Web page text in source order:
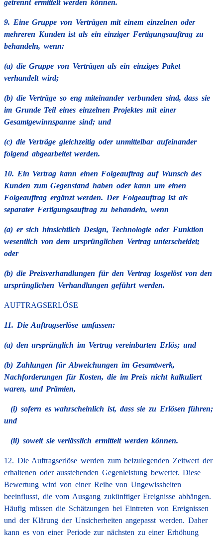
getrennt ermittelt werden können.
9. Eine Gruppe von Verträgen mit einem einzelnen oder
mehreren Kunden ist als ein einziger Fertigungsauftrag zu
behandeln, wenn:
(a) die Gruppe von Verträgen als ein einziges Paket
verhandelt wird;
(b) die Verträge so eng miteinander verbunden sind, dass sie
im Grunde Teil eines einzelnen Projektes mit einer
Gesamtgewinnspanne sind; und
(c) die Verträge gleichzeitig oder unmittelbar aufeinander
folgend abgearbeitet werden.
10. Ein Vertrag kann einen Folgeauftrag auf Wunsch des
Kunden zum Gegenstand haben oder kann um einen
Folgeauftrag ergänzt werden. Der Folgeauftrag ist als
separater Fertigungsauftrag zu behandeln, wenn
(a) er sich hinsichtlich Design, Technologie oder Funktion
wesentlich von dem ursprünglichen Vertrag unterscheidet;
oder
(b) die Preisverhandlungen für den Vertrag losgelöst von den
ursprünglichen Verhandlungen geführt werden.
AUFTRAGSERLÖSE
11. Die Auftragserlöse umfassen:
(a) den ursprünglich im Vertrag vereinbarten Erlös; und
(b) Zahlungen für Abweichungen im Gesamtwerk,
Nachforderungen für Kosten, die im Preis nicht kalkuliert
waren, und Prämien,
(i) sofern es wahrscheinlich ist, dass sie zu Erlösen führen;
und
(ii) soweit sie verlässlich ermittelt werden können.
12. Die Auftragserlöse werden zum beizulegenden Zeitwert der
erhaltenen oder ausstehenden Gegenleistung bewertet. Diese
Bewertung wird von einer Reihe von Ungewissheiten
beeinflusst, die vom Ausgang zukünftiger Ereignisse abhängen.
Häufig müssen die Schätzungen bei Eintreten von Ereignissen
und der Klärung der Unsicherheiten angepasst werden. Daher
kann es von einer Periode zur nächsten zu einer Erhöhung